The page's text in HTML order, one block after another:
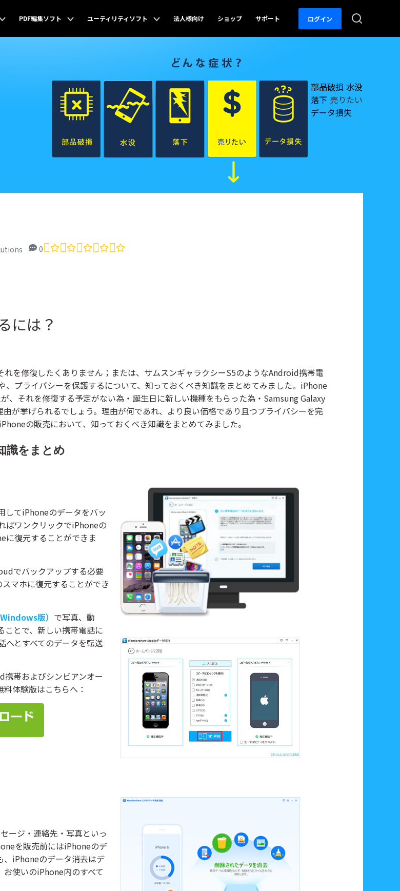
概要
動画系記事
画像系記事
概要
UI/UXデザイン関連
作図種類一覧
PDF編集ソフト
PDFelement
PDF編集ソフト
Document Cloud
参考記事
概要
PDF変換方法
PDFテンプレート
OCR 機能活用
ユーティリティソフト
データ復元・バックアップ・見守りアプリ
Recoverit
データ復元ソフト
Dr.Fone
FamiSafe
動画・写真・ファイル修復ソフト
概要
写真の復元方法
動画の修復方法
法人様向け ショップ サポート ログイン
部品破損 水没
落下 売りたい
データ損失
0
には？
を修復したくありません；または、サムスンギャラクシーS5のようなAndroid携帯電
プライバシーを保護するについて、知っておくべき知識をまとめてみました。iPhone
、それを修復する予定がない為・誕生日に新しい機種をもらった為・Samsung Galaxy
が挙げられるでしょう。理由が何であれ、より良い価格であり且つプライバシーを完
の販売において、知っておくべき知識をまとめてみました。
識をまとめ
てiPhoneのデータをバッ
ばワンクリックでiPhoneの
に復元することができま
でバックアップする必要
マホに復元することができ
版） で写真、動
ことで、新しい携帯電話に
へとすべてのデータを転送
帯およびシンビアンオー
料体験版はこちらへ：
ージ・連絡先・写真といっ
を販売前にはiPhoneのデ
、iPhoneのデータ消去はデ
使いのiPhone内のすべて